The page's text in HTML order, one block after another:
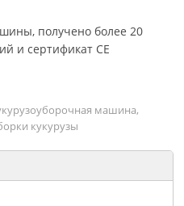
получено более 20
и сертификат CE
машина,
кукурузы